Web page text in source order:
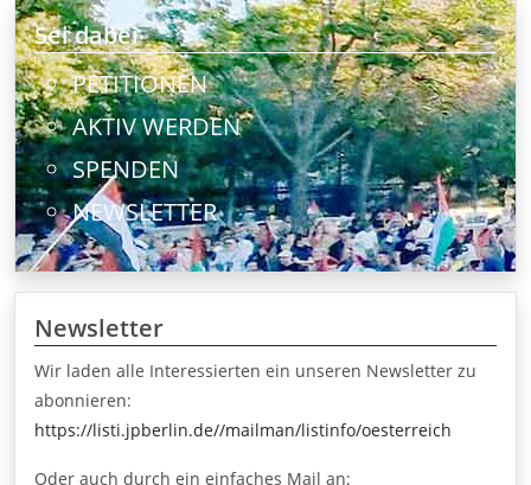
Sei dabei
PETITIONEN
AKTIV WERDEN
SPENDEN
NEWSLETTER
Newsletter
Wir laden alle Interessierten ein unseren Newsletter zu
abonnieren:
https://listi.jpberlin.de//mailman/listinfo/oesterreich
Oder auch durch ein einfaches Mail an: